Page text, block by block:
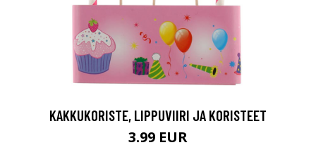
KAKKUKORISTE, LIPPUVIIRI JA KORISTEET
3.99 EUR